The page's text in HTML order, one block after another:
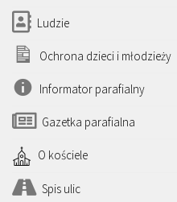
Ludzie
Ochrona dzieci i młodzieży
Informator parafialny
Gazetka parafialna
O kościele
Spis ulic